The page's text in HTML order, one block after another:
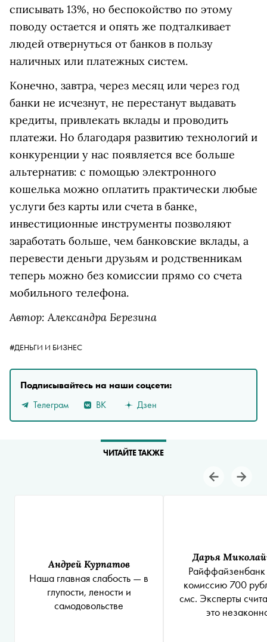
списывать 13%, но беспокойство по этому
поводу остается и опять же подталкивает
людей отвернуться от банков в пользу
наличных или платежных систем.
Конечно, завтра, через месяц или через год
банки не исчезнут, не перестанут выдавать
кредиты, привлекать вклады и проводить
платежи. Но благодаря развитию технологий и
конкуренции у нас появляется все больше
альтернатив: с помощью электронного
кошелька можно оплатить практически любые
услуги без карты или счета в банке,
инвестиционные инструменты позволяют
заработать больше, чем банковские вклады, а
перевести деньги друзьям и родственникам
теперь можно без комиссии прямо со счета
мобильного телефона.
Автор: Александра Березина
#ДЕНЬГИ И БИЗНЕС
Подписывайтесь на наши соцсети:
Телеграм
ВК Дзен
ЧИТАЙТЕ ТАКЖЕ
Андрей Курпатов
Наша главная слабость — в
глупости, лености и
самодовольстве
Дарья
Райффайзенбанк
комиссию 700
смс. Эксперты
это